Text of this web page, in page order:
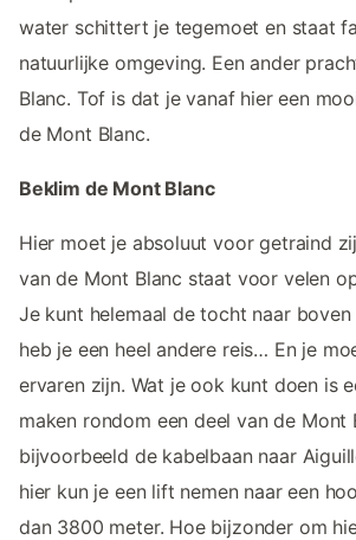
water schittert je tegemoet en staat
natuurlijke omgeving. Een ander
Blanc. Tof is dat je vanaf hier een
de Mont Blanc.
Beklim de Mont Blanc
Hier moet je absoluut voor getraind
van de Mont Blanc staat voor velen
Je kunt helemaal de tocht naar boven
heb je een heel andere reis… En je
ervaren zijn. Wat je ook kunt doen is
maken rondom een deel van de Mont
bijvoorbeeld de kabelbaan naar
hier kun je een lift nemen naar een
dan 3800 meter. Hoe bijzonder om